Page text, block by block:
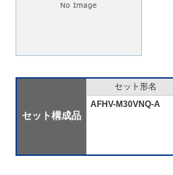
セット構成品
セット形名
AFHV-M30VNQ-A